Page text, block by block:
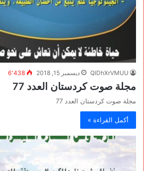
QlDhXrVMUU ديسمبر 15, 2018 6٬438
مجلة صوت كردستان العدد 77
مجلة صوت كردستان العدد 77
أكمل القراءة »